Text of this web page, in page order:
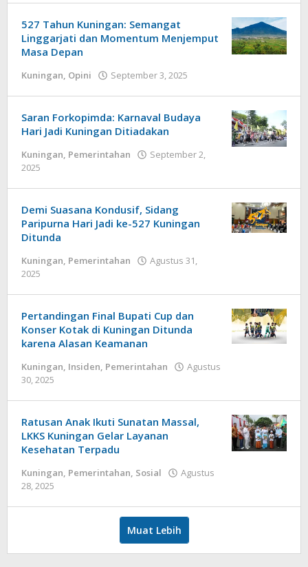
‎527 Tahun Kuningan: Semangat
Linggarjati dan Momentum Menjemput
Masa Depan
Kuningan, Opini September 3, 2025
‎Saran Forkopimda: Karnaval Budaya
Hari Jadi Kuningan Ditiadakan‎‎
Kuningan, Pemerintahan
September 2,
2025
Demi Suasana Kondusif, Sidang
Paripurna Hari Jadi ke-527 Kuningan
Ditunda
Kuningan, Pemerintahan
Agustus 31,
2025
Pertandingan Final Bupati Cup dan
Konser Kotak di Kuningan Ditunda
karena Alasan Keamanan
Kuningan, Insiden, Pemerintahan
Agustus
30, 2025
Ratusan Anak Ikuti Sunatan Massal,
LKKS Kuningan Gelar Layanan
Kesehatan Terpadu
Kuningan, Pemerintahan, Sosial
Agustus
28, 2025
Muat Lebih